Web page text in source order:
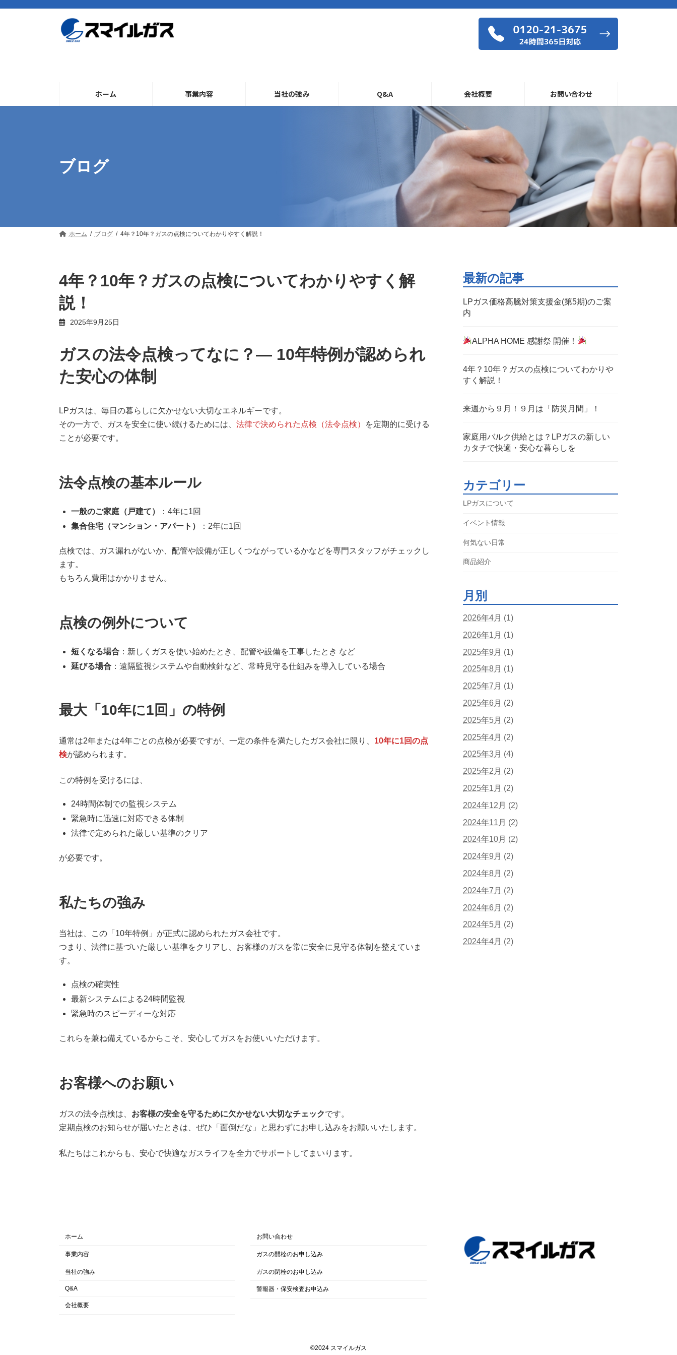
ホーム 事業内容 当社の強み Q&A 会社概要 お問い合わせ
ブログ
ホーム ブログ 4年？10年？ガスの点検についてわかりやすく解説！
4年？10年？ガスの点検についてわかりやすく解
説！
2025年9月25日
ガスの法令点検ってなに？― 10年特例が認められ
た安心の体制
LPガスは、毎日の暮らしに欠かせない大切なエネルギーです。
その一方で、ガスを安全に使い続けるためには、 法律で決められた点検（法令点検）
を定期的に受ける
ことが必要です。
法令点検の基本ルール
一般のご家庭（戸建て）
：4年に1回
集合住宅（マンション・アパート）
：2年に1回
点検では、ガス漏れがないか、配管や設備が正しくつながっているかなどを専門スタッフがチェックし
ます。
もちろん費用はかかりません。
点検の例外について
短くなる場合 ：新しくガスを使い始めたとき、配管や設備を工事したとき など
延びる場合 ：遠隔監視システムや自動検針など、常時見守る仕組みを導入している場合
最大「10年に1回」の特例
通常は2年または4年ごとの点検が必要ですが、一定の条件を満たしたガス会社に限り、 10年に1回の点
検が認められます。
この特例を受けるには、
24時間体制での監視システム
緊急時に迅速に対応できる体制
法律で定められた厳しい基準のクリア
が必要です。
私たちの強み
当社は、この「10年特例」が正式に認められたガス会社です。
つまり、法律に基づいた厳しい基準をクリアし、お客様のガスを常に安全に見守る体制を整えていま
す。
点検の確実性
最新システムによる24時間監視
緊急時のスピーディーな対応
これらを兼ね備えているからこそ、安心してガスをお使いいただけます。
お客様へのお願い
ガスの法令点検は、 お客様の安全を守るために欠かせない大切なチェックです。
定期点検のお知らせが届いたときは、ぜひ「面倒だな」と思わずにお申し込みをお願いいたします。
私たちはこれからも、安心で快適なガスライフを全力でサポートしてまいります。
最新の記事
LPガス価格高騰対策支援金(第5期)のご案
内
ALPHA HOME 感謝祭 開催！
4年？10年？ガスの点検についてわかりや
すく解説！
来週から９月！９月は「防災月間」！
家庭用バルク供給とは？LPガスの新しい
カタチで快適・安心な暮らしを
カテゴリー
LPガスについて
イベント情報
何気ない日常
商品紹介
月別
2026年4月 (1)
2026年1月 (1)
2025年9月 (1)
2025年8月 (1)
2025年7月 (1)
2025年6月 (2)
2025年5月 (2)
2025年4月 (2)
2025年3月 (4)
2025年2月 (2)
2025年1月 (2)
2024年12月 (2)
2024年11月 (2)
2024年10月 (2)
2024年9月 (2)
2024年8月 (2)
2024年7月 (2)
2024年6月 (2)
2024年5月 (2)
2024年4月 (2)
ホーム
事業内容
当社の強み
Q&A
会社概要
お問い合わせ
ガスの開栓のお申し込み
ガスの閉栓のお申し込み
警報器・保安検査お申込み
©︎2024 スマイルガス